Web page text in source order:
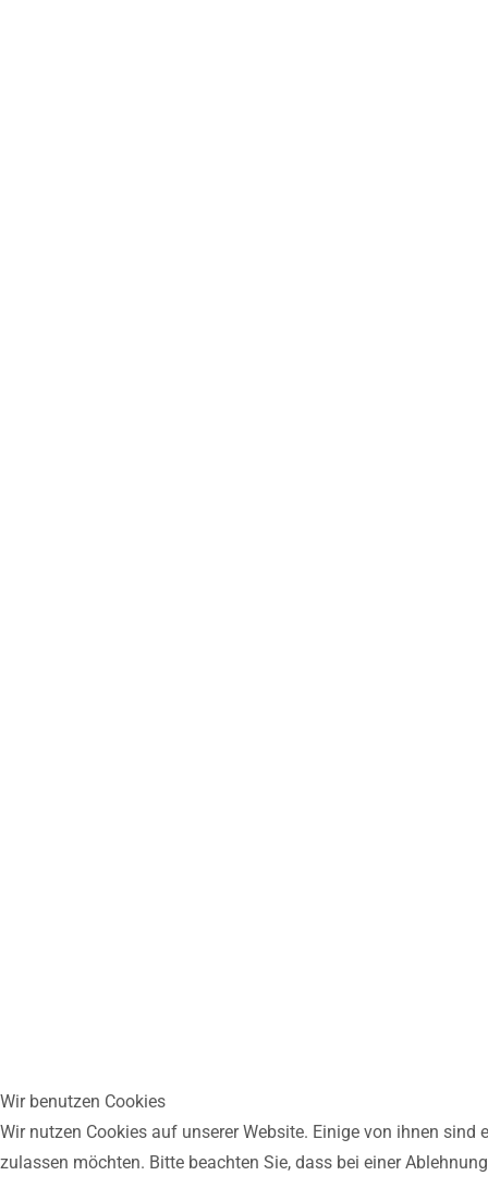
Wir benutzen Cookies
Wir nutzen Cookies auf unserer Website. Einige von ihnen
zulassen möchten. Bitte beachten Sie, dass bei einer